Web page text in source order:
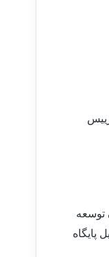
توسعه
پایگاه